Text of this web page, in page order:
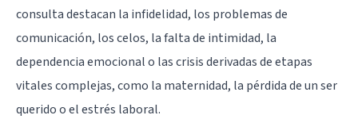
consulta destacan la infidelidad, los problemas de
comunicación, los celos, la falta de intimidad, la
dependencia emocional o las crisis derivadas de etapas
vitales complejas, como la maternidad, la pérdida de un ser
querido o el estrés laboral.